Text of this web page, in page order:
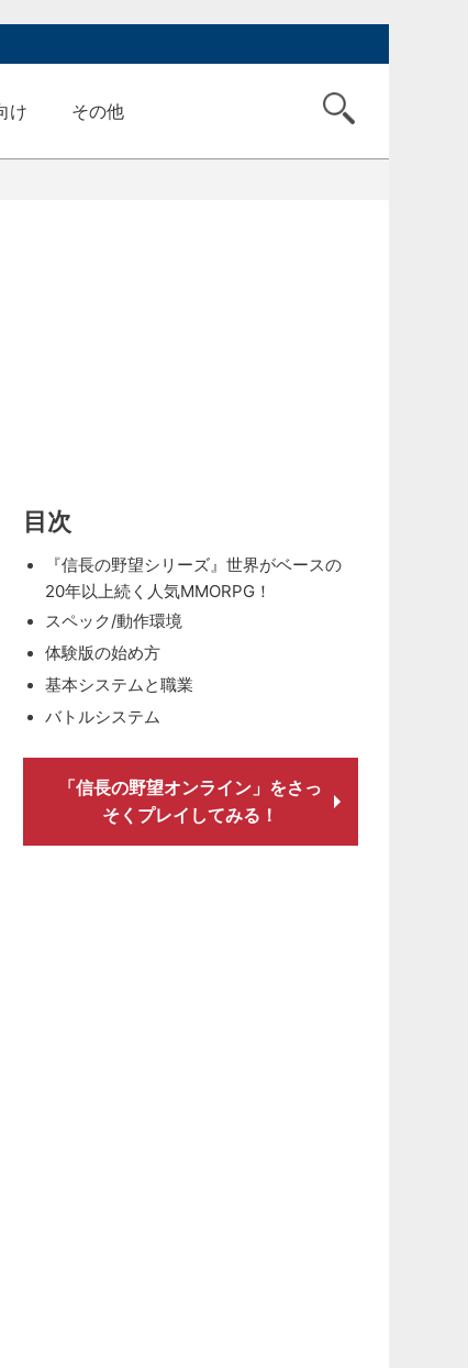
け その他
目次
『信長の野望シリーズ』世界がベースの
20年以上続く人気MMORPG！
スペック/動作環境
体験版の始め方
基本システムと職業
バトルシステム
「信長の野望オンライン」をさっ
そくプレイしてみる！